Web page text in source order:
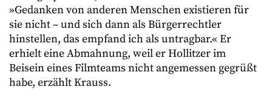
»Gedanken von anderen Menschen existieren für
sie nicht – und sich dann als Bürgerrechtler
hinstellen, das empfand ich als untragbar.« Er
erhielt eine Abmahnung, weil er Hollitzer im
Beisein eines Filmteams nicht angemessen gegrüßt
habe, erzählt Krauss.